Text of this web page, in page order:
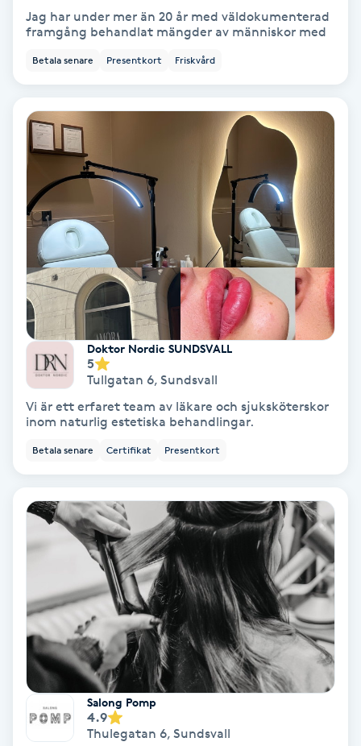
Fotvård
Fransar
Fransborttagning
Fransfärgning
Fransförlängning
Fransförlängning Megavolym
Fransförlängning Volym
Fransk manikyr
Fransrengöring
Frekvensterapi
Friskvård
Friskvårdsmassage
Frisör
Funktionsanalys
Jag har under mer än 20 år med väldokumenterad
framgång behandlat mängder av människor med
Betala senare Presentkort Friskvård
Doktor Nordic SUNDSVALL
5
Tullgatan 6, Sundsvall
Vi är ett erfaret team av läkare och sjuksköterskor
inom naturlig estetiska behandlingar.
Betala senare Certifikat Presentkort
Salong Pomp
4.9
Thulegatan 6, Sundsvall